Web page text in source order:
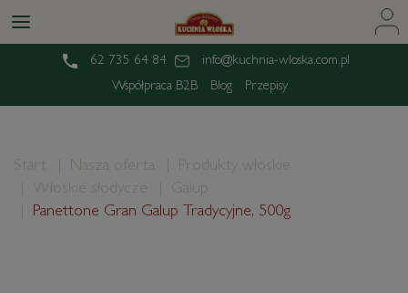
62 735 64 84
info@kuchnia-wloska.com.pl
Współpraca B2B
Blog Przepisy
Start Nasza oferta
Produkty włoskie
Włoskie słodycze
Galup
Panettone Gran Galup Tradycyjne, 500g